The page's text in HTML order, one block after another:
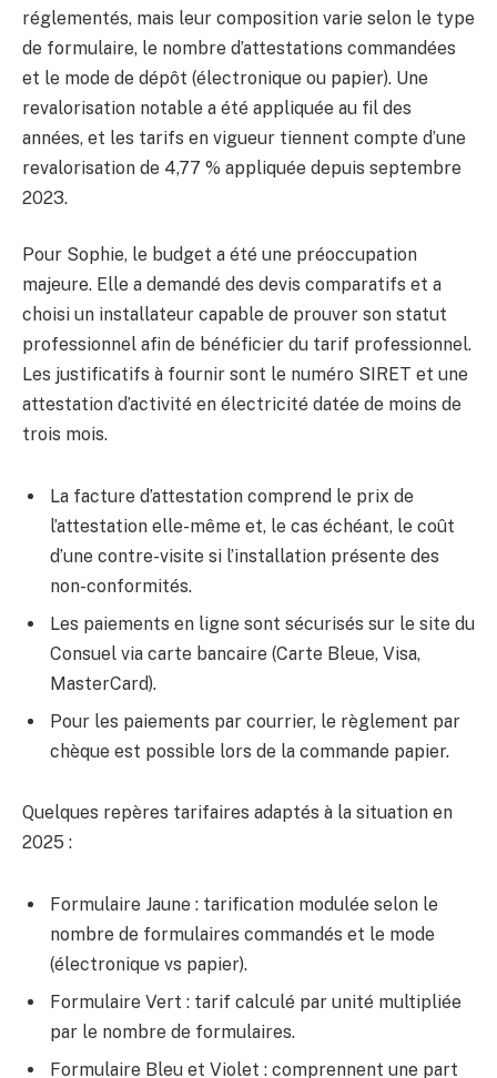
réglementés, mais leur composition varie selon le type
de formulaire, le nombre d’attestations commandées
et le mode de dépôt (électronique ou papier). Une
revalorisation notable a été appliquée au fil des
années, et les tarifs en vigueur tiennent compte d’une
revalorisation de 4,77 % appliquée depuis septembre
2023.
Pour Sophie, le budget a été une préoccupation
majeure. Elle a demandé des devis comparatifs et a
choisi un installateur capable de prouver son statut
professionnel afin de bénéficier du tarif professionnel.
Les justificatifs à fournir sont le numéro SIRET et une
attestation d’activité en électricité datée de moins de
trois mois.
La facture d’attestation comprend le prix de
l’attestation elle-même et, le cas échéant, le coût
d’une contre-visite si l’installation présente des
non-conformités.
Les paiements en ligne sont sécurisés sur le site du
Consuel via carte bancaire (Carte Bleue, Visa,
MasterCard).
Pour les paiements par courrier, le règlement par
chèque est possible lors de la commande papier.
Quelques repères tarifaires adaptés à la situation en
2025 :
Formulaire Jaune : tarification modulée selon le
nombre de formulaires commandés et le mode
(électronique vs papier).
Formulaire Vert : tarif calculé par unité multipliée
par le nombre de formulaires.
Formulaire Bleu et Violet : comprennent une part